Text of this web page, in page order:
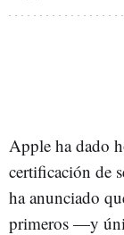
Apple ha dado
certificación de
ha anunciado
primeros —y